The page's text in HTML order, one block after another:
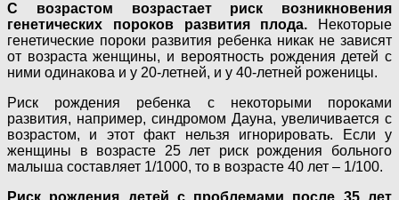
С возрастом возрастает риск возникновения
генетических пороков развития плода. Некоторые
генетические пороки развития ребенка никак не зависят
от возраста женщины, и вероятность рождения детей с
ними одинакова и у 20-летней, и у 40-летней роженицы.
Риск рождения ребенка с некоторыми пороками
развития, например, синдромом Дауна, увеличивается с
возрастом, и этот факт нельзя игнорировать. Если у
женщины в возрасте 25 лет риск рождения больного
малыша составляет 1/1000, то в возрасте 40 лет – 1/100.